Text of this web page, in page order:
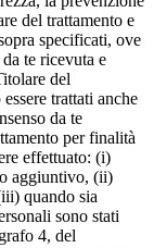
del trattamento e
specificati, ove
te ricevuta e
del
trattati anche
da te
per finalità
effettuato: (i)
aggiuntivo, (ii)
quando sia
sono stati
4, del